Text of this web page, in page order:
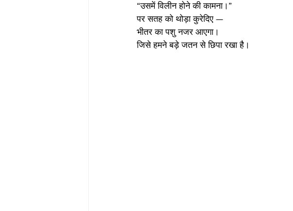
“उसमें विलीन होने की कामना।”
पर सतह को थोड़ा कुरेदिए —
भीतर का पशु नजर आएगा।
जिसे हमने बड़े जतन से छिपा रखा है।